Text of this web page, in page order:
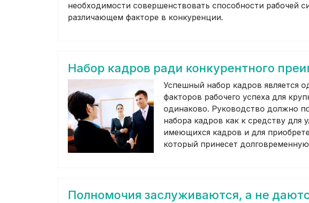
необходимости совершенствовать способности рабочей
различающем факторе в конкуренции.
Набор кадров ради конкурентного
Успешный набор кадров является
факторов рабочего успеха для
одинаково. Руководство должно
набора кадров как к средству для
имеющихся кадров и для
который принесет
Полномочия заслуживаются, а не